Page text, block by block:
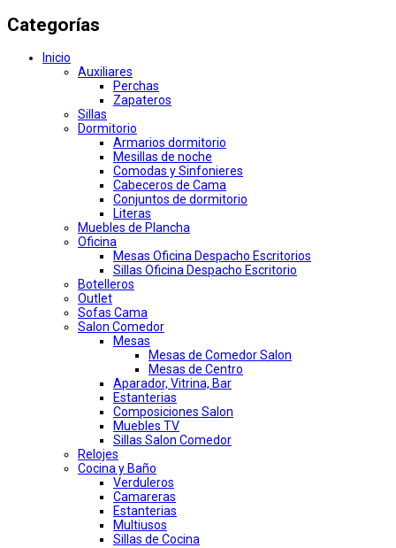
Categorías
Inicio
Auxiliares
Perchas
Zapateros
Sillas
Dormitorio
Armarios dormitorio
Mesillas de noche
Comodas y Sinfonieres
Cabeceros de Cama
Conjuntos de dormitorio
Literas
Muebles de Plancha
Oficina
Mesas Oficina Despacho Escritorios
Sillas Oficina Despacho Escritorio
Botelleros
Outlet
Sofas Cama
Salon Comedor
Mesas
Mesas de Comedor Salon
Mesas de Centro
Aparador, Vitrina, Bar
Estanterias
Composiciones Salon
Muebles TV
Sillas Salon Comedor
Relojes
Cocina y Baño
Verduleros
Camareras
Estanterias
Multiusos
Sillas de Cocina